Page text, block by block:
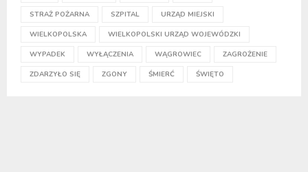
STRAŻ POŻARNA SZPITAL URZĄD MIEJSKI
WIELKOPOLSKA WIELKOPOLSKI URZĄD WOJEWÓDZKI
WYPADEK WYŁĄCZENIA WĄGROWIEC ZAGROŻENIE
ZDARZYŁO SIĘ ZGONY ŚMIERĆ ŚWIĘTO